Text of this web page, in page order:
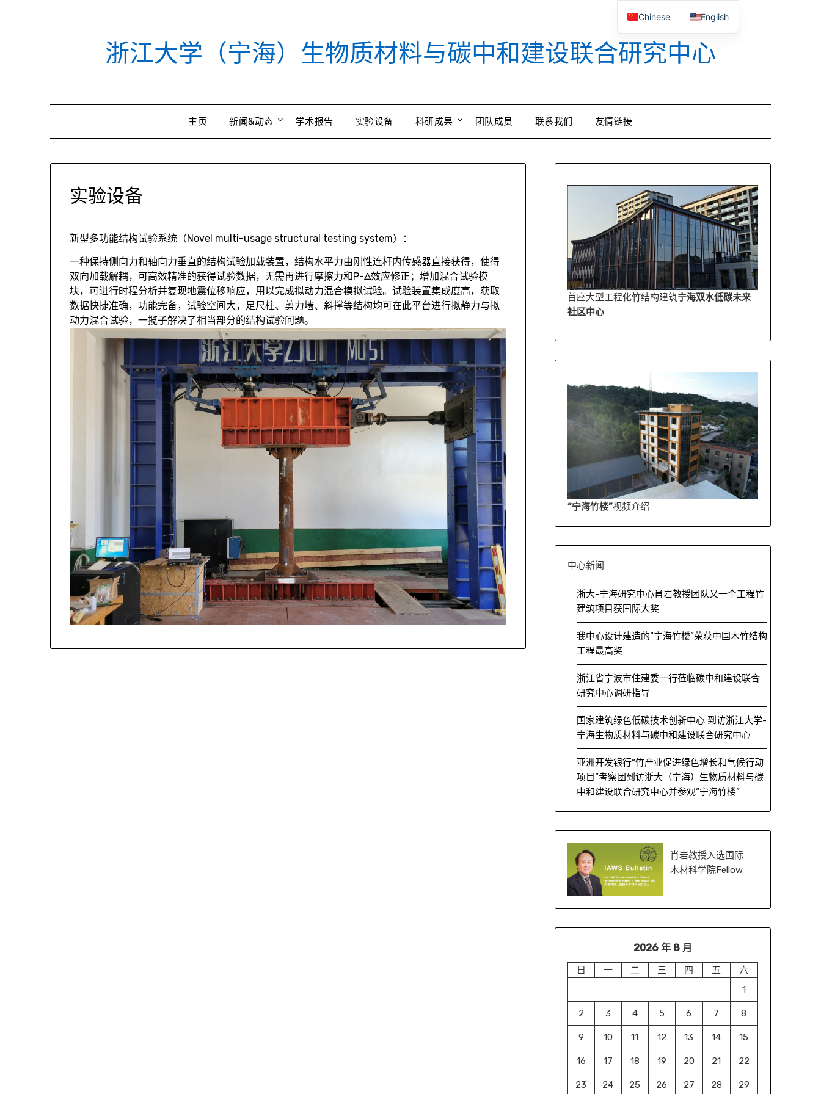
浙江大学（宁海）生物质材料与碳中和建设联合研究中心
主页 新闻&动态 学术报告 实验设备 科研成果 团队成员 联系我们 友情链接
实验设备
新型多功能结构试验系统（Novel multi-usage structural testing system）：
一种保持侧向力和轴向力垂直的结构试验加载装置，结构水平力由刚性连杆内传感器直接获得，使得
双向加载解耦，可高效精准的获得试验数据，无需再进行摩擦力和P-Δ效应修正；增加混合试验模
块，可进行时程分析并复现地震位移响应，用以完成拟动力混合模拟试验。试验装置集成度高，获取
数据快捷准确，功能完备，试验空间大，足尺柱、剪力墙、斜撑等结构均可在此平台进行拟静力与拟
动力混合试验，一揽子解决了相当部分的结构试验问题。
首座大型工程化竹结构建筑宁海双水低碳未来
社区中心
“宁海竹楼”视频介绍
中心新闻
浙大-宁海研究中心肖岩教授团队又一个工程竹
建筑项目获国际大奖
我中心设计建造的“宁海竹楼”荣获中国木竹结构
工程最高奖
浙江省宁波市住建委一行莅临碳中和建设联合
研究中心调研指导
国家建筑绿色低碳技术创新中心 到访浙江大学-
宁海生物质材料与碳中和建设联合研究中心
亚洲开发银行“竹产业促进绿色增长和气候行动
项目”考察团到访浙大（宁海）生物质材料与碳
中和建设联合研究中心并参观“宁海竹楼”
肖岩教授入选国际
木材科学院Fellow
2026 年 8 月
日 一 二 三 四 五
六
1
2 3 4 5 6 7 8
9 10 11 12 13 14 15
16 17 18 19 20 21 22
23 24 25 26 27 28 29
Chinese English